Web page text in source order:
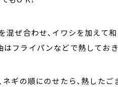
混ぜ合わせ、イワシを加えて
はフライパンなどで熱しておき
ネギの順にのせたら、熱したご